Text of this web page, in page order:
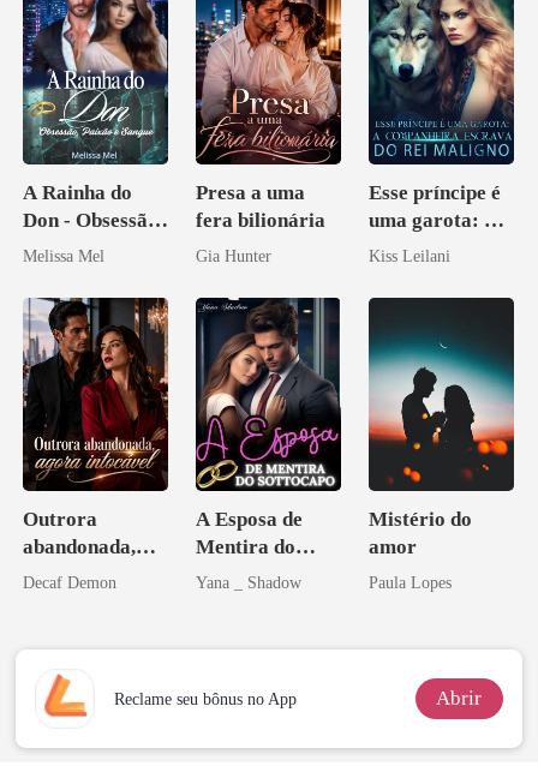
A Rainha do
Don - Obsessão,
Paixão e Sangue
Melissa Mel
Presa a uma
fera bilionária
Gia Hunter
Esse príncipe é
uma garota: A
companheira
maligno
Kiss Leilani
Outrora
abandonada,
agora intocável
Decaf Demon
A Esposa de
Mentira do
Sottocapo
Yana _ Shadow
Mistério do
amor
Paula Lopes
Reclame seu bônus no App Abrir